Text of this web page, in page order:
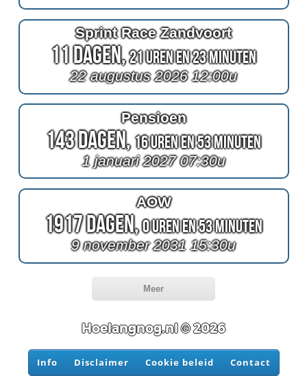
Sprint Race Zandvoort
11 Dagen,21 Uren en 23 Minuten
22 augustus 2026 12:00u
Pensioen
143 Dagen,16 Uren en 53 Minuten
1 januari 2027 07:30u
AOW
1917 Dagen,0 Uren en 53 Minuten
9 november 2031 15:30u
Meer
Hoelangnog.nl © 2026
Info Disclaimer Cookie beleid Contact